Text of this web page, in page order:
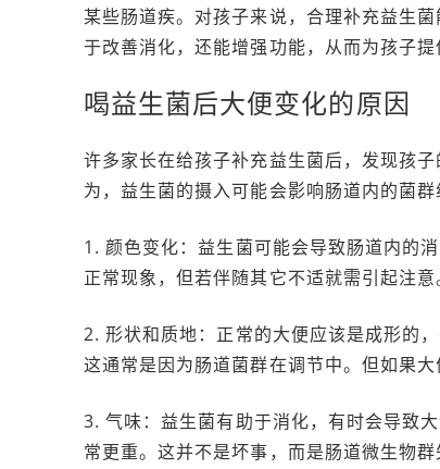
某些肠道疾。对孩子来说，合理补充益生
于改善消化，还能增强功能，从而为孩子提
喝益生菌后大便变化的原因
许多家长在给孩子补充益生菌后，发现孩
为，益生菌的摄入可能会影响肠道内的菌
1. 颜色变化：益生菌可能会导致肠道内的
正常现象，但若伴随其它不适就需引起注意
2. 形状和质地：正常的大便应该是成形的
这通常是因为肠道菌群在调节中。但如果
3. 气味：益生菌有助于消化，有时会导致
常更重。这并不是坏事，而是肠道微生物群